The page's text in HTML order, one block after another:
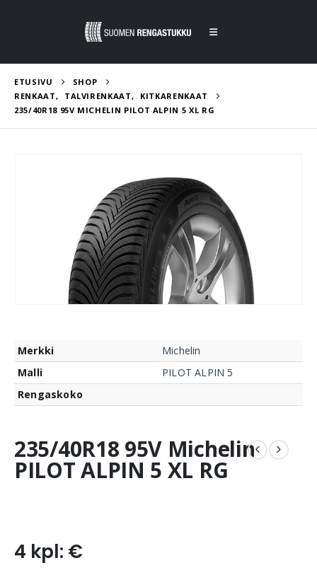
ETUSIVU
SHOP
RENKAAT, TALVIRENKAAT,
KITKARENKAAT
235/40R18 95V MICHELIN PILOT ALPIN 5 XL RG
Merkki
Michelin
Malli
PILOT ALPIN 5
Rengaskoko
235/40R18 95V Michelin
PILOT ALPIN 5 XL RG
4 kpl: €